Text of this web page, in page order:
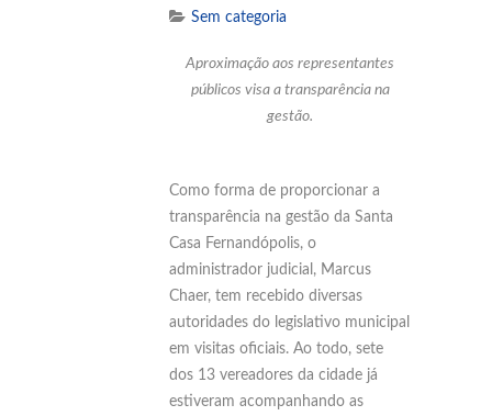
Sem categoria
Aproximação aos representantes
públicos visa a transparência na
gestão.
Como forma de proporcionar a
transparência na gestão da Santa
Casa Fernandópolis, o
administrador judicial, Marcus
Chaer, tem recebido diversas
autoridades do legislativo municipal
em visitas oficiais. Ao todo, sete
dos 13 vereadores da cidade já
estiveram acompanhando as